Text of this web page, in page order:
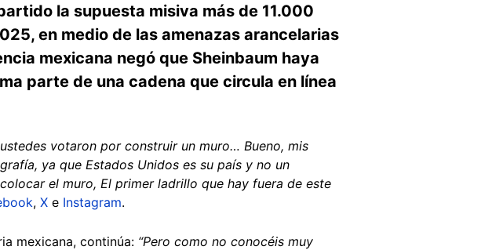
la supuesta misiva más de 11.000
en medio de las amenazas arancelarias
mexicana negó que Sheinbaum haya
parte de una cadena que circula en línea
votaron por construir un muro… Bueno, mis
ya que Estados Unidos es su país y no un
el muro, El primer ladrillo que hay fuera de este
, X e Instagram.
mexicana, continúa: “Pero como no conocéis muy